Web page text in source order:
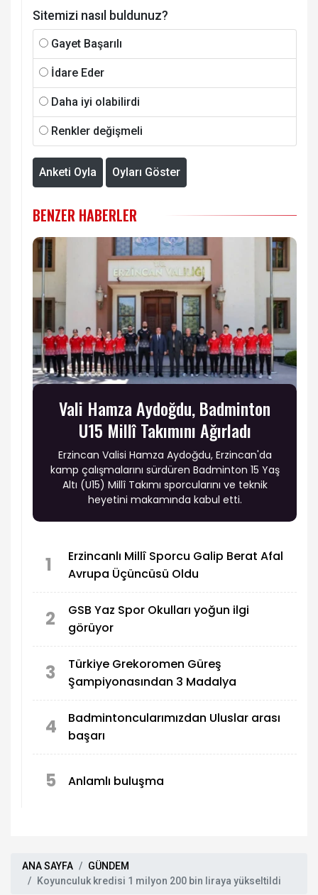
Sitemizi nasıl buldunuz?
Gayet Başarılı
İdare Eder
Daha iyi olabilirdi
Renkler değişmeli
Anketi Oyla Oyları Göster
BENZER HABERLER
Vali Hamza Aydoğdu, Badminton
U15 Millî Takımını Ağırladı
Erzincan Valisi Hamza Aydoğdu, Erzincan'da
kamp çalışmalarını sürdüren Badminton 15 Yaş
Altı (U15) Millî Takımı sporcularını ve teknik
heyetini makamında kabul etti.
1
Erzincanlı Millî Sporcu Galip Berat Afal
Avrupa Üçüncüsü Oldu
2
GSB Yaz Spor Okulları yoğun ilgi
görüyor
3
Türkiye Grekoromen Güreş
Şampiyonasından 3 Madalya
4
Badmintoncularımızdan Uluslar arası
başarı
5 Anlamlı buluşma
ANA SAYFA
GÜNDEM
Koyunculuk kredisi 1 milyon 200 bin liraya yükseltildi